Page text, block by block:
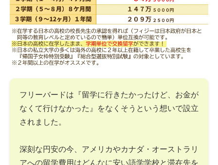
フリーバードは『留学に行きたかったけど、お金が
なくて行けなかった』をなくそうという想いで設立
されました。
深刻な円安の今、アメリカやカナダ・オーストラリ
アへの留学費用はどんなに安い語学学校と滞在先を